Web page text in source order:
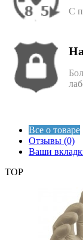
С
Все о товаре
Отзывы (0)
Ваши
TOP